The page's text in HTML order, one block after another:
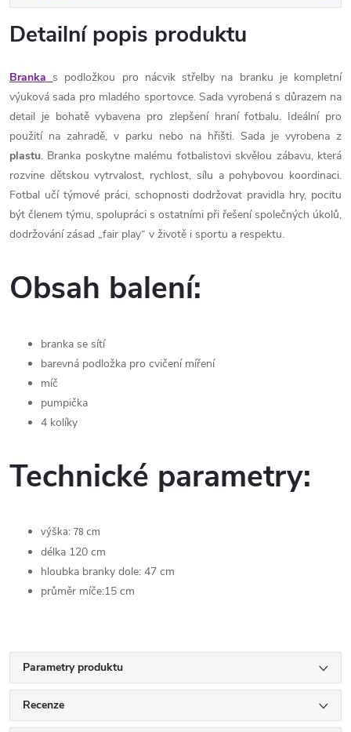
Detailní popis produktu
Branka s podložkou pro nácvik střelby na branku je kompletní
výuková sada pro mladého sportovce. Sada vyrobená s důrazem na
detail je bohatě vybavena pro zlepšení hraní fotbalu. Ideální pro
použití na zahradě, v parku nebo na hřišti. Sada je vyrobena z
plastu. Branka poskytne malému fotbalistovi skvělou zábavu, která
rozvine dětskou vytrvalost, rychlost, sílu a pohybovou koordinaci.
Fotbal učí týmové práci, schopnosti dodržovat pravidla hry, pocitu
být členem týmu, spolupráci s ostatními při řešení společných úkolů,
dodržování zásad „fair play“ v životě i sportu a respektu.
Obsah balení:
branka se sítí
barevná podložka pro cvičení míření
míč
pumpička
4 kolíky
Technické parametry:
výška: 78 cm
délka 120 cm
hloubka branky dole: 47 cm
průměr míče:15 cm
Parametry produktu
Recenze